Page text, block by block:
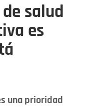
salud
es
una prioridad